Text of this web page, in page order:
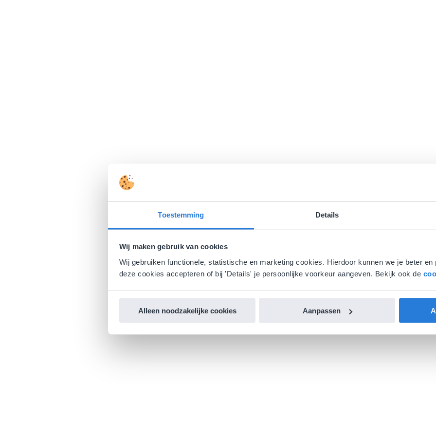
Toestemming Details
Wij maken gebruik van cookies
Wij gebruiken functionele, statistische en marketing cookies. Hierdoor kunnen we je beter
deze cookies accepteren of bij 'Details' je persoonlijke voorkeur aangeven. Bekijk ook de
Alleen noodzakelijke cookies Aanpassen